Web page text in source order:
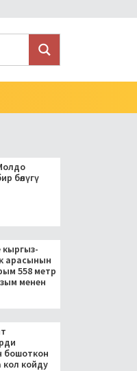
мыйзамга кол
бөлүгү
кыргыз-
арасынын
558 метр
менен
бошоткон
кол койду